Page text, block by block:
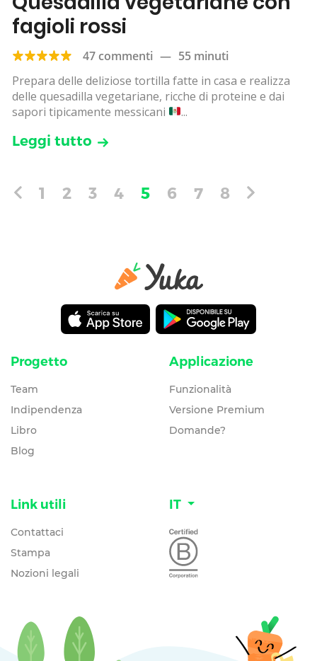
fagioli rossi
47 commenti — 55 minuti
Prepara delle deliziose tortilla fatte in casa e realizza
delle quesadilla vegetariane, ricche di proteine e dai
sapori tipicamente messicani
...
Leggi tutto
1 2 3 4 5 6 7 8
Progetto
Team
Indipendenza
Libro
Blog
Applicazione
Funzionalità
Versione Premium
Domande?
Link utili
Contattaci
Stampa
Nozioni legali
IT